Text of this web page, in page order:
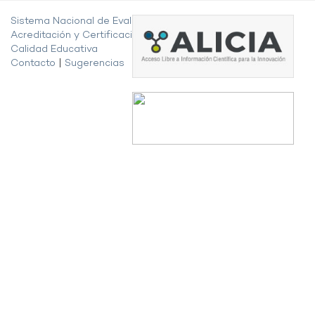
Sistema Nacional de Evaluación,
Acreditación y Certificación de la
Calidad Educativa
Contacto
Sugerencias